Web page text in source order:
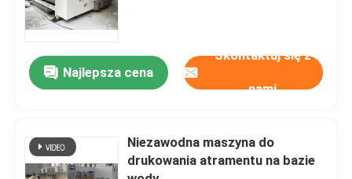
Skontaktuj się z nami
Aktualności
maszyna do drukowania kartonów
Najlepsza cena
Skontaktuj się z
nami
Niezawodna maszyna do
drukowania atramentu na bazie